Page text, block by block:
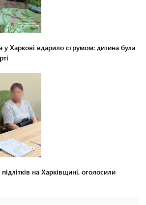
у Харкові вдарило струмом: дитина була
на Харківщині, оголосили